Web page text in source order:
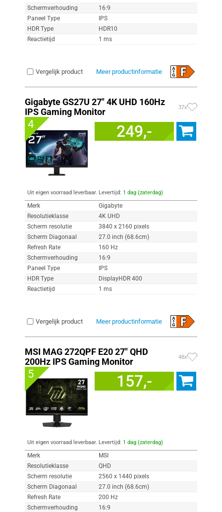
Schermverhouding
16:9
Paneel Type
IPS
HDR Type
HDR10
Reactietijd
1 ms
Vergelijk product Meer productinformatie
Gigabyte GS27U 27" 4K UHD 160Hz
IPS Gaming Monitor
37x
4 249,-
Uit eigen voorraad leverbaar. Levertijd: 1 dag (zaterdag)
Merk
Gigabyte
Resolutieklasse
4K UHD
Scherm resolutie
3840 x 2160 pixels
Scherm Diagonaal
27.0 inch (68.6cm)
Refresh Rate
160 Hz
Schermverhouding
16:9
Paneel Type
IPS
HDR Type
DisplayHDR 400
Reactietijd
1 ms
Vergelijk product Meer productinformatie
MSI MAG 272QPF E20 27" QHD
200Hz IPS Gaming Monitor
48x
5 157,-
Uit eigen voorraad leverbaar. Levertijd: 1 dag (zaterdag)
Merk
MSI
Resolutieklasse
QHD
Scherm resolutie
2560 x 1440 pixels
Scherm Diagonaal
27.0 inch (68.6cm)
Refresh Rate
200 Hz
Schermverhouding
16:9